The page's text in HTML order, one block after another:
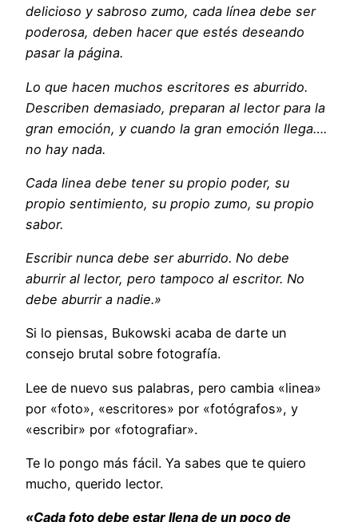
delicioso y sabroso zumo, cada línea debe ser
poderosa, deben hacer que estés deseando
pasar la página.
Lo que hacen muchos escritores es aburrido.
Describen demasiado, preparan al lector para la
gran emoción, y cuando la gran emoción llega….
no hay nada.
Cada linea debe tener su propio poder, su
propio sentimiento, su propio zumo, su propio
sabor.
Escribir nunca debe ser aburrido. No debe
aburrir al lector, pero tampoco al escritor. No
debe aburrir a nadie.»
Si lo piensas, Bukowski acaba de darte un
consejo brutal sobre fotografía.
Lee de nuevo sus palabras, pero cambia «linea»
por «foto», «escritores» por «fotógrafos», y
«escribir» por «fotografiar».
Te lo pongo más fácil. Ya sabes que te quiero
mucho, querido lector.
«Cada foto debe estar llena de un poco de